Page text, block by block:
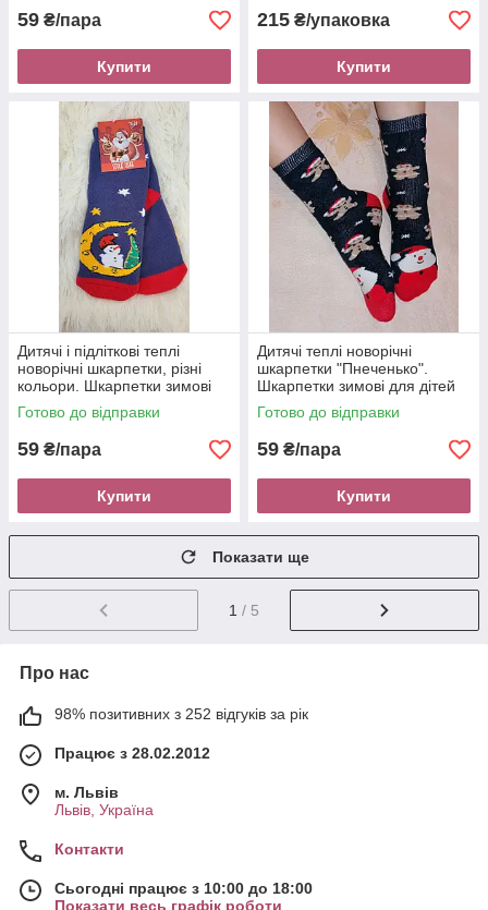
59 ₴/пара
Купити
215 ₴/упаковка
Купити
Дитячі і підліткові теплі
новорічні шкарпетки, різні
кольори. Шкарпетки зимові
для дітей
Готово до відправки
59 ₴/пара
Купити
Дитячі теплі новорічні
шкарпетки "Пнеченько".
Шкарпетки зимові для дітей
різні кольори та малюнки
Готово до відправки
59 ₴/пара
Купити
Показати ще
1 / 5
Про нас
98% позитивних з 252 відгуків за рік
Працює з 28.02.2012
м. Львів
Львів, Україна
Контакти
Сьогодні працює з 10:00 до 18:00
Показати весь графік роботи